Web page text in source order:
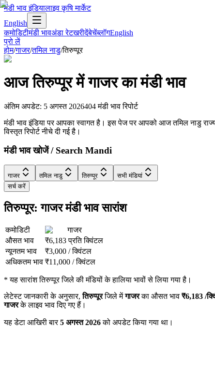
मंडी भाव इंडियालाइव कृषि मार्केट
English
कमोडिटीमंडी भावअंडा रेटखरीदेंबेचेंब्लॉगEnglish
प्रो लें
होम/गाजर/तमिल नाडु/तिरुप्पूर
आजतिरुप्पूरमेंगाजरका मंडी भाव
अंतिम अपडेट: 5 अगस्त 2026404 मंडी भाव रिपोर्ट
मंडी भाव इंडिया पर आपका स्वागत है। इस पेज पर आपको आज तमिल नाडु राज्य
विस्तृत रिपोर्ट नीचे दी गई है।
मंडी भाव खोजें / Search Mandi
गाजर तमिल नाडु तिरुप्पूर
सभी मंडियां
सर्च करें
तिरुप्पूर: गाजर मंडी भाव सारांश
कमोडिटी
गाजर
औसत भाव
₹6,183 प्रति क्विंटल
न्यूनतम भाव
₹3,000 /क्विंटल
अधिकतम भाव ₹11,000 /क्विंटल
*यह सारांश तिरुप्पूर जिले की मंडियों के हालिया भावों से लिया गया है।
लेटेस्ट जानकारी के अनुसार,तिरुप्पूरजिले मेंगाजरका औसत भाव ₹6,183 /
गाजरके लाइव भाव दिए गए हैं।
यह डेटा आखिरी बार5 अगस्त 2026को अपडेट किया गया था।